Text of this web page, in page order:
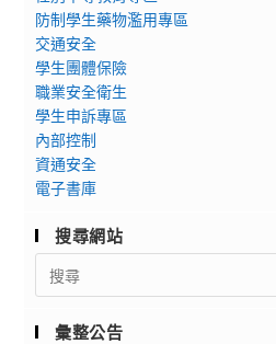
防制學生藥物濫用專區
交通安全
學生團體保險
職業安全衛生
學生申訴專區
內部控制
資通安全
電子書庫
搜尋網站
Search
for:
彙整公告